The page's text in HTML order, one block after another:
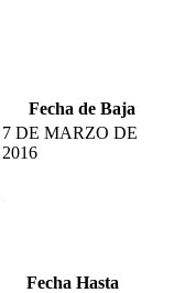
Fecha de Baja
7 DE MARZO DE
2016
Fecha Hasta